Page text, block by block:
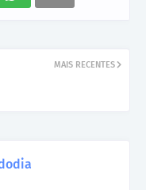
MAIS RECENTES